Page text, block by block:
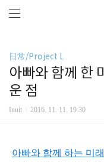
日常/Project L
아빠와 함께 한
운 점
Inuit 2016. 11. 11. 19:30
아빠와 함께 하는 미래